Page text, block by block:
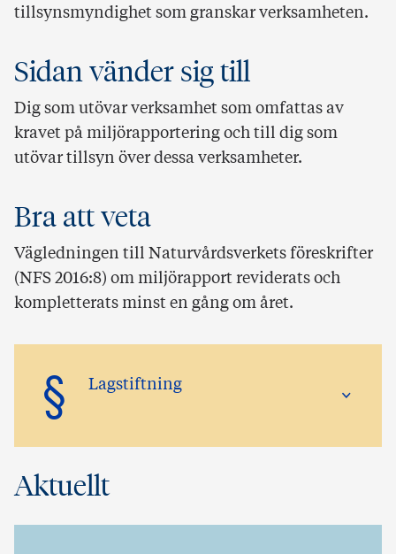
tillsynsmyndighet som granskar verksamheten.
Sidan vänder sig till
Dig som utövar verksamhet som omfattas av
kravet på miljörapportering och till dig som
utövar tillsyn över dessa verksamheter.
Bra att veta
Vägledningen till Naturvårdsverkets föreskrifter
(NFS 2016:8) om miljörapport reviderats och
kompletterats minst en gång om året.
§ Lagstiftning
Aktuellt